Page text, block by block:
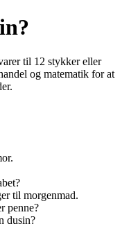
til 12 stykker eller
og matematik for at
til morgenmad.
penne?
dusin?